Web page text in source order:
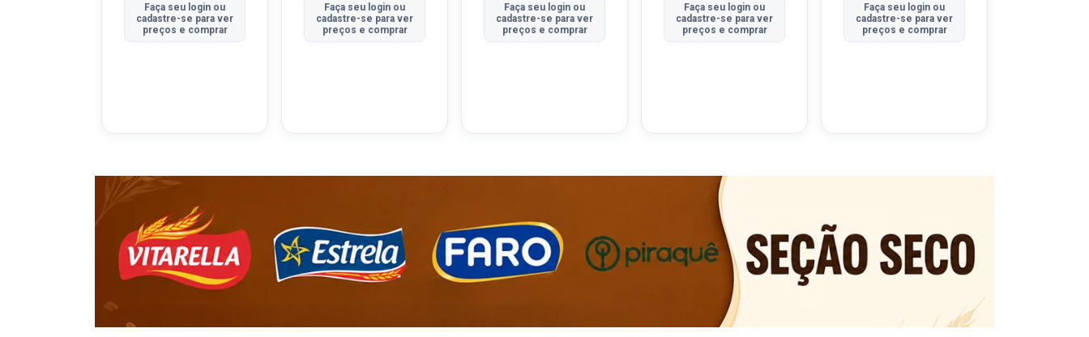
Faça seu login ou
cadastre-se para ver
preços e comprar
Faça seu login ou
cadastre-se para ver
preços e comprar
Faça seu login ou
cadastre-se para ver
preços e comprar
Faça seu login ou
cadastre-se para ver
preços e comprar
Faça seu login ou
cadastre-se para ver
preços e comprar